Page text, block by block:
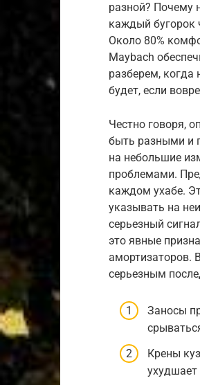
разной? Почему
каждый бугорок
Около 80%
Maybach
разберем, когда
будет, если
Честно говоря,
быть разными и
на небольшие
проблемами.
каждом ухабе.
указывать на
серьезный
это явные
амортизаторов.
серьезным
Заносы
Крены
ухудшает